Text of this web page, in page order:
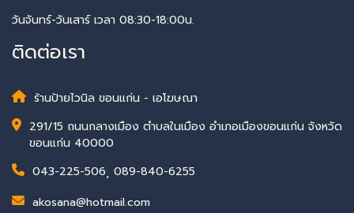
วันจันทร์-วันเสาร์ เวลา 08:30-18:00น.
ติดต่อเรา
ร้านป้ายไวนิล ขอนแก่น - เอโฆษณา
291/15 ถนนกลางเมือง ตำบลในเมือง อำเภอเมืองขอนแก่น จังหวัด
ขอนแก่น 40000
043-225-506, 089-840-6255
akosana@hotmail.com